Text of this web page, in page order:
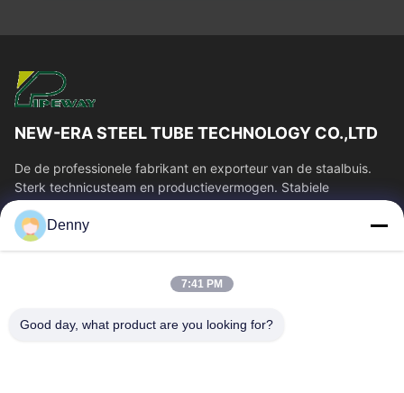
NEW-ERA STEEL TUBE TECHNOLOGY CO.,LTD
De de professionele fabrikant en exporteur van de staalbuis.
Sterk technicusteam en productievermogen. Stabiele
buiskwaliteit en concurrerende...
Snelle Links
Ongeveer Ons
Fabrieksreis
Kwaliteitscontrole
Denny
7:41 PM
Good day, what product are you looking for?